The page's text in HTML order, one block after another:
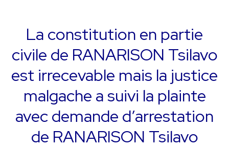
La constitution en partie
civile de RANARISON Tsilavo
est irrecevable mais la justice
malgache a suivi la plainte
avec demande d’arrestation
de RANARISON Tsilavo